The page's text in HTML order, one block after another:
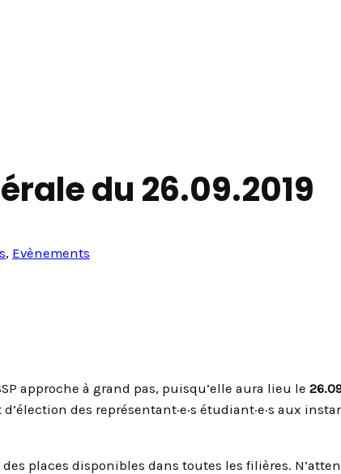
du 26.09.2019
, Evènements
approche à grand pas, puisqu’elle aura lieu le
des représentant·e·s étudiant·e·s aux
places disponibles dans toutes les filières.